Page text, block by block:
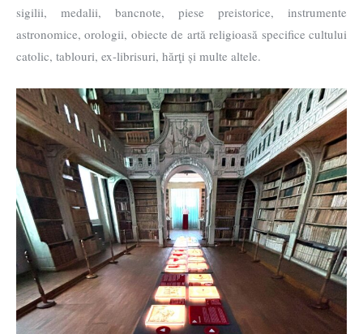
sigilii, medalii, bancnote, piese preistorice, instrumente
astronomice, orologii, obiecte de artă religioasă specifice cultului
catolic, tablouri, ex-librisuri, hărţi și multe altele.